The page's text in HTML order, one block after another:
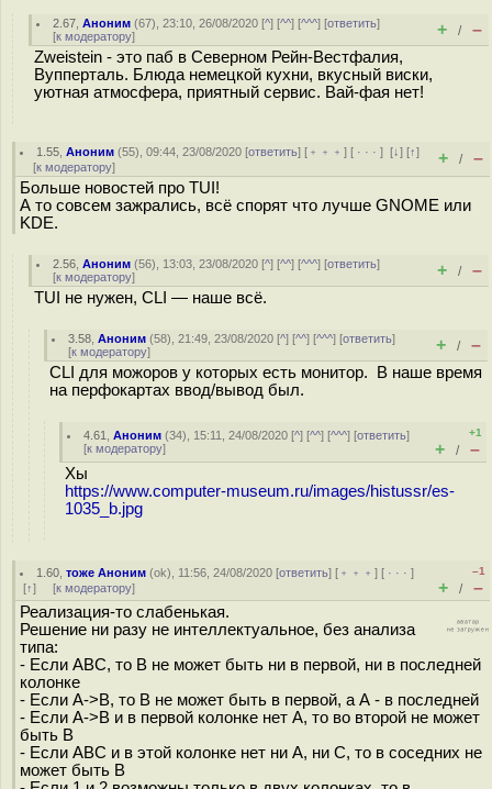
2.67 ,Аноним (67), 23:10, 26/08/2020 [^] [^^] [^^^] [ответить]
[к модератору] + / –
Zweistein - это паб в Северном Рейн-Вестфалия,
Вупперталь. Блюда немецкой кухни, вкусный виски,
уютная атмосфера, приятный сервис. Вай-фая нет!
1.55 ,Аноним (55), 09:44, 23/08/2020 [ответить] [ ﹢﹢﹢] [ · · ·][↓] [↑]
[к модератору] + / –
Больше новостей про TUI!
А то совсем зажрались, всё спорят что лучше GNOME или
KDE.
2.56 ,Аноним (56), 13:03, 23/08/2020 [^] [^^] [^^^] [ответить]
[к модератору] + / –
TUI не нужен, CLI — наше всё.
3.58 ,Аноним (58), 21:49, 23/08/2020 [^] [^^] [^^^] [ответить]
[к модератору] + / –
CLI для можоров у которых есть монитор. В наше время
на перфокартах ввод/вывод был.
4.61 ,Аноним (34), 15:11, 24/08/2020 [^] [^^] [^^^] [ответить]
[к модератору]
+1
+ / –
Хы
https://www.computer-museum.ru/images/histussr/es-
1035_b.jpg
1.60 ,тоже Аноним (ok), 11:56, 24/08/2020 [ответить] [ ﹢﹢﹢] [ · · ·]
[↑] [к модератору]
–1
+ / –
Реализация-то слабенькая.
Решение ни разу не интеллектуальное, без анализа
типа:
- Если АВС, то В не может быть ни в первой, ни в последней
колонке
- Если А->В, то В не может быть в первой, а А - в последней
- Если А->В и в первой колонке нет А, то во второй не может
быть В
- Если АВС и в этой колонке нет ни А, ни С, то в соседних не
может быть В